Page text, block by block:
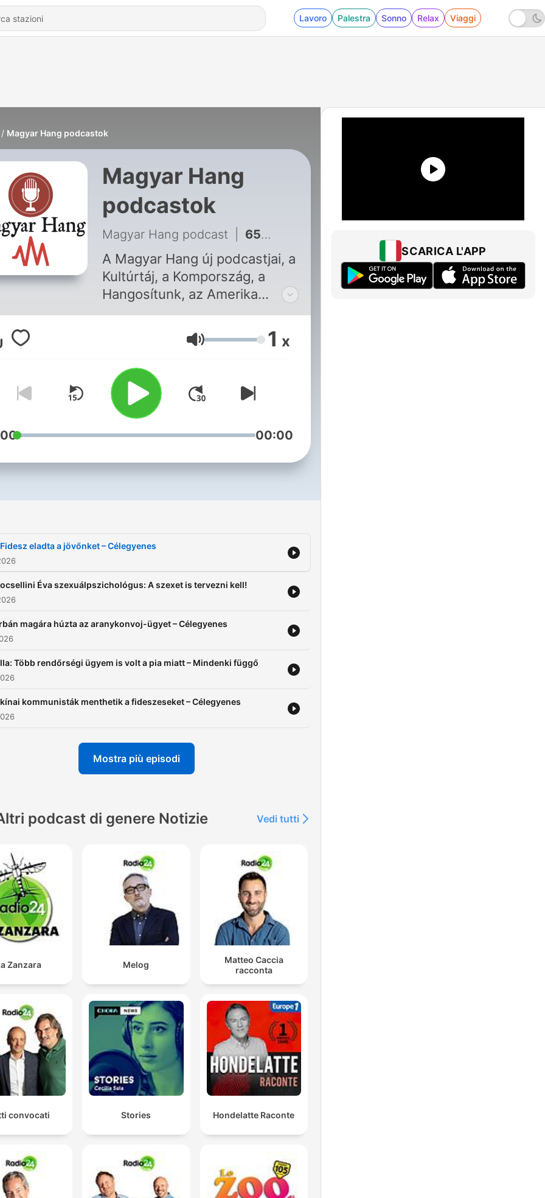
Lavoro Palestra Sonno Relax Viaggi
Magyar Hang podcastok
Magyar Hang
podcastok
Magyar Hang podcast 656 - A Fidesz eladta a jövőnket – Célegyenes
A Magyar Hang új podcastjai, a
Kultúrtáj, a Kompország, a
Hangosítunk, az Amerika
választ, az Elnöki ügy és a
Volume 1 x
00:00
eladta a jövőnket – Célegyenes
Éva szexuálpszichológus: A szexet is tervezni kell!
magára húzta az aranykonvoj-ügyet – Célegyenes
Több rendőrségi ügyem is volt a pia miatt – Mindenki függő
kommunisták menthetik a fideszeseket – Célegyenes
Mostra più episodi
podcast di genere Notizie Vedi tutti
Zanzara Melog
Matteo Caccia
racconta
convocati Stories Hondelatte Raconte
SCARICA L'APP